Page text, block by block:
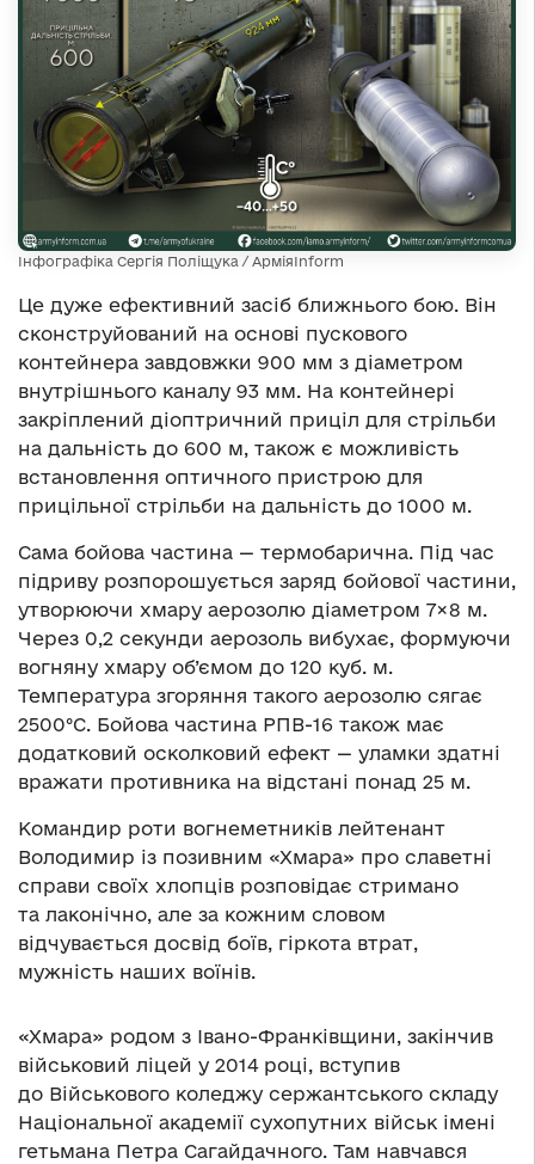
Інфографіка Сергія Поліщука / АрміяInform
Це дуже ефективний засіб ближнього бою. Він
сконструйований на основі пускового
контейнера завдовжки 900 мм з діаметром
внутрішнього каналу 93 мм. На контейнері
закріплений діоптричний приціл для стрільби
на дальність до 600 м, також є можливість
встановлення оптичного пристрою для
прицільної стрільби на дальність до 1000 м.
Сама бойова частина — термобарична. Під час
підриву розпорошується заряд бойової частини,
утворюючи хмару аерозолю діаметром 7×8 м.
Через 0,2 секунди аерозоль вибухає, формуючи
вогняну хмару об’ємом до 120 куб. м.
Температура згоряння такого аерозолю сягає
2500°C. Бойова частина РПВ-16 також має
додатковий осколковий ефект — уламки здатні
вражати противника на відстані понад 25 м.
Командир роти вогнеметників лейтенант
Володимир із позивним «Хмара» про славетні
справи своїх хлопців розповідає стримано
та лаконічно, але за кожним словом
відчувається досвід боїв, гіркота втрат,
мужність наших воїнів.
«Хмара» родом з Івано-Франківщини, закінчив
військовий ліцей у 2014 році, вступив
до Військового коледжу сержантського складу
Національної академії сухопутних військ імені
гетьмана Петра Сагайдачного. Там навчався